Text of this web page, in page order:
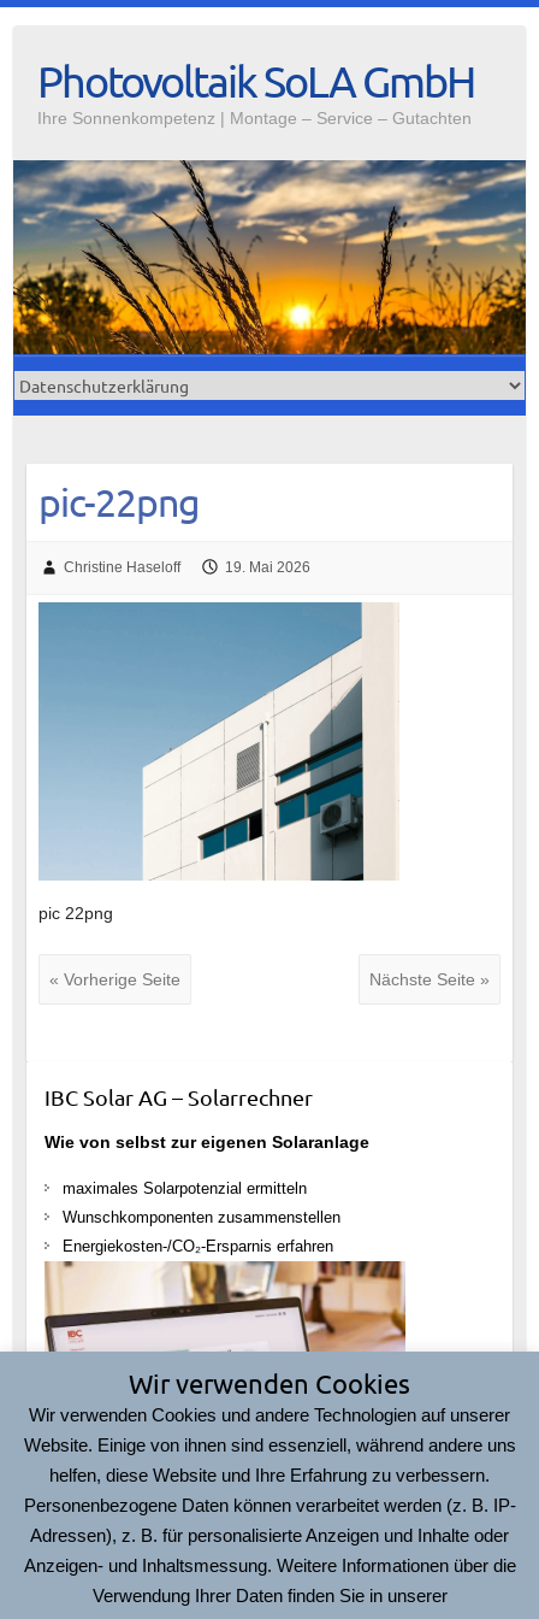
Photovoltaik SoLA GmbH
Ihre Sonnenkompetenz | Montage – Service – Gutachten
pic-22png
Christine Haseloff 19. Mai 2026
pic 22png
« Vorherige Seite Nächste Seite »
IBC Solar AG – Solarrechner
Wie von selbst zur eigenen Solaranlage
maximales Solarpotenzial ermitteln
Wunschkomponenten zusammenstellen
Energiekosten-/CO₂-Ersparnis erfahren
Hier geht’s zumIBC Solarrechner
Wir verwenden Cookies
Wir verwenden Cookies und andere Technologien auf unserer
Website. Einige von ihnen sind essenziell, während andere uns
helfen, diese Website und Ihre Erfahrung zu verbessern.
Personenbezogene Daten können verarbeitet werden (z. B. IP-
Adressen), z. B. für personalisierte Anzeigen und Inhalte oder
Anzeigen- und Inhaltsmessung. Weitere Informationen über die
Verwendung Ihrer Daten finden Sie in unserer